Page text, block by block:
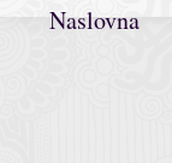
Naslovna